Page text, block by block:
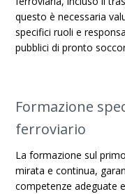
questo è necessaria
specifici ruoli e
pubblici di pronto
Formazione
ferroviario
La formazione sul
mirata e continua,
competenze adeguate